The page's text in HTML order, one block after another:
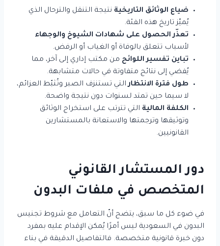
ضياع الوثائق التاريخية نتيجة التنقل والترحال الذي
يُميّز تاريخ هذه الفئة.
تعذّر الحصول على شهادات الشيوخ والوجهاء
لأسباب تتعلق بالوفاة أو الغياب أو الرفض.
تباين تفسير اللوائح من مكتب إداري إلى آخر، مما
يُفضي إلى نتائج متفاوتة في حالات متشابهة.
طول فترة الانتظارالتي تستنزف الصبر وتُثبّط العزائم،
لا سيما حين تمتد لسنوات دون نتيجة واضحة.
الكلفة المالية التي تترتب على استخراج الوثائق
وتوثيقها وترجمتها والاستعانة بالمستشارين
القانونيين.
دور المستشار القانوني
المتخصص في ملفات البدون
في ضوء كل ما سبق، يتضح أنّ التعامل مع شروط تجنيس
البدون في السعودية ليس أمرًا يُمكن الإقدام عليه بمفرد
دون خبرة قانونية متخصصة. فالتفاصيل الدقيقة في بناء